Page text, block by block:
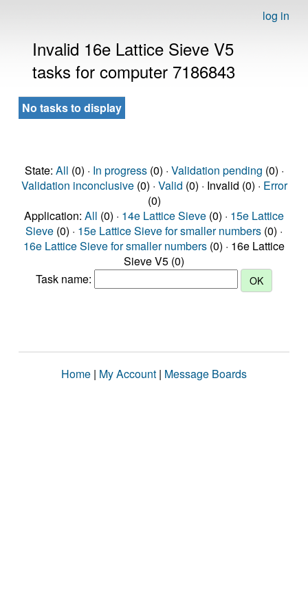
log in
Invalid 16e Lattice Sieve V5
tasks for computer 7186843
No tasks to display
State: All (0) · In progress(0) · Validation pending (0) ·
Validation inconclusive(0) · Valid (0) · Invalid (0) · Error
(0)
Application: All (0) · 14e Lattice Sieve (0) · 15e Lattice
Sieve (0) · 15e Lattice Sieve for smaller numbers (0) ·
16e Lattice Sieve for smaller numbers (0) · 16e Lattice
Sieve V5 (0)
Task name:
Home | My Account | Message Boards